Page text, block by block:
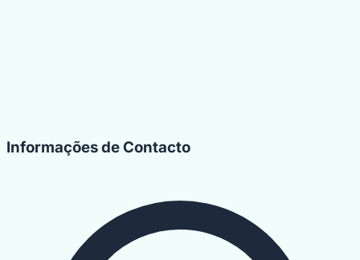
Informações de Contacto